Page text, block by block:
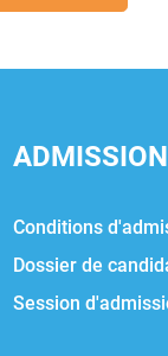
ADMISSION
Conditions
Dossier de
Session